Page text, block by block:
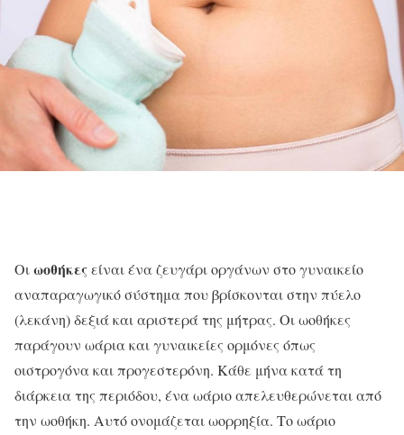
Οιωοθήκεςείναι ένα ζευγάρι οργάνων στο γυναικείο
αναπαραγωγικό σύστημα που βρίσκονται στην πύελο
(λεκάνη) δεξιά και αριστερά της μήτρας. Οι ωοθήκες
παράγουν ωάρια και γυναικείες ορμόνες όπως
οιστρογόνα και προγεστερόνη. Κάθε μήνα κατά τη
διάρκεια της περιόδου, ένα ωάριο απελευθερώνεται από
την ωοθήκη. Αυτό ονομάζεται ωορρηξία. Το ωάριο